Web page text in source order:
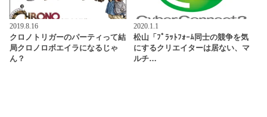
2019.8.16
クロノトリガーのパーティって結
局クロノロボエイラになるじゃ
ん？
2020.1.1
松山「ﾌﾟﾗｯﾄﾌｫｰﾑ同士の競争を気
にするクリエイターは居ない、マ
ルチ…